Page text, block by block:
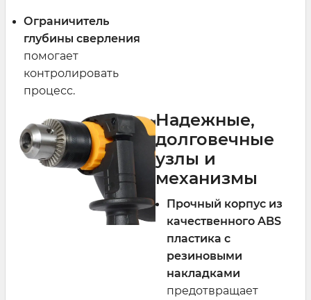
Ограничитель
глубины сверления
помогает
контролировать
процесс.
Надежные,
долговечные
узлы и
механизмы
Прочный корпус из
качественного ABS
пластика с
резиновыми
накладками
предотвращает